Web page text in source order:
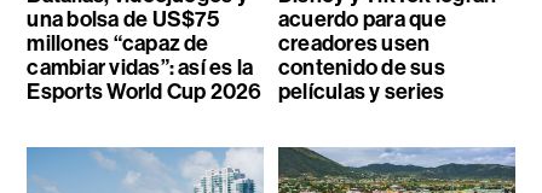
una bolsa de US$75
millones “capaz de
cambiar vidas”: así es la
Esports World Cup 2026
acuerdo para que
creadores usen
contenido de sus
películas y series